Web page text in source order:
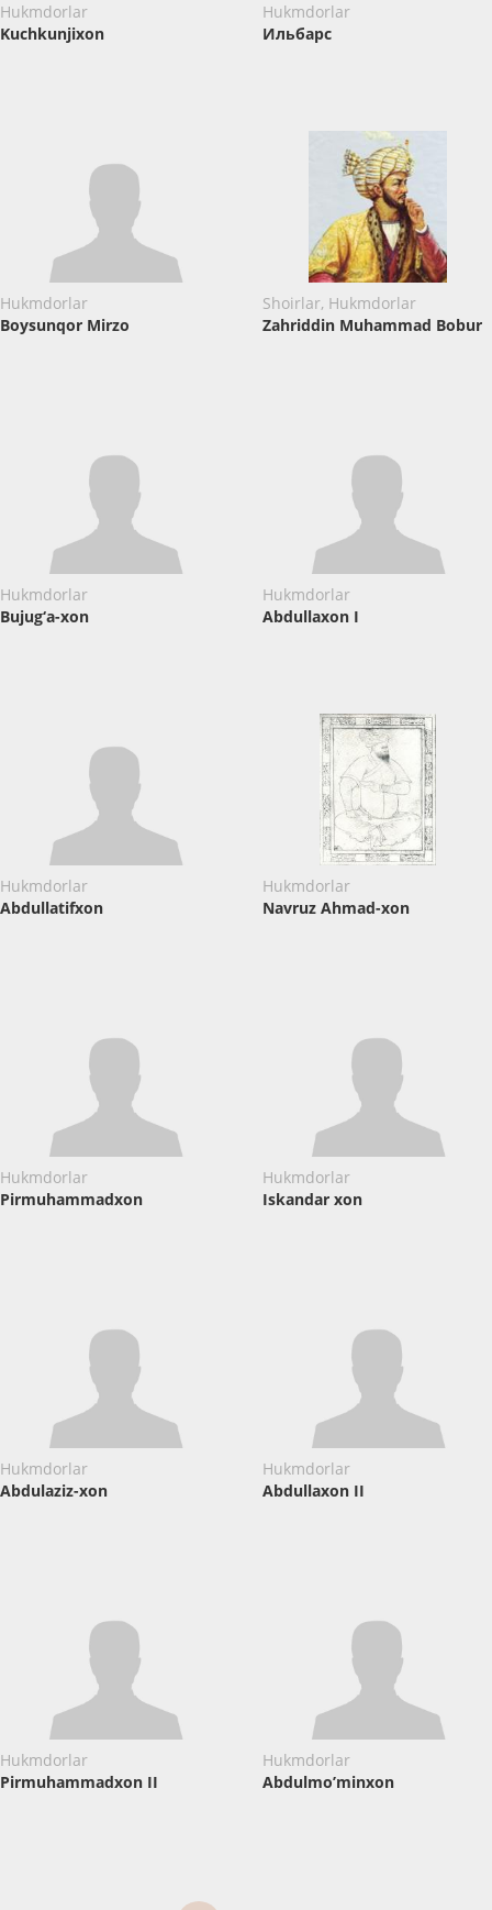
Hukmdorlar
Kuchkunjixon
Hukmdorlar
Ильбарс
Hukmdorlar
Boysunqor Mirzo
Shoirlar, Hukmdorlar
Zahriddin Muhammad Bobur
Hukmdorlar
Bujug‘a-xon
Hukmdorlar
Abdullaxon I
Hukmdorlar
Abdullatifxon
Hukmdorlar
Navruz Ahmad-xon
Hukmdorlar
Pirmuhammadxon
Hukmdorlar
Iskandar xon
Hukmdorlar
Abdulaziz-xon
Hukmdorlar
Abdullaxon II
Hukmdorlar
Pirmuhammadxon II
Hukmdorlar
Abdulmo’minxon